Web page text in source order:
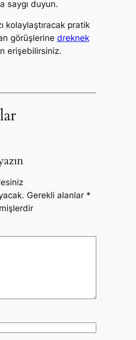
saygı duyun.
kolaylaştıracak pratik
görüşlerine dreknek
erişebilirsiniz.
Gerekli alanlar *